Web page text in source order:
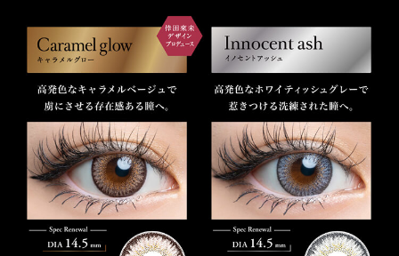
この商品のレビューはまだありません。
商品レビューの投稿は
OTHER COLOR
その他のカラー
» イノセントアッシュ